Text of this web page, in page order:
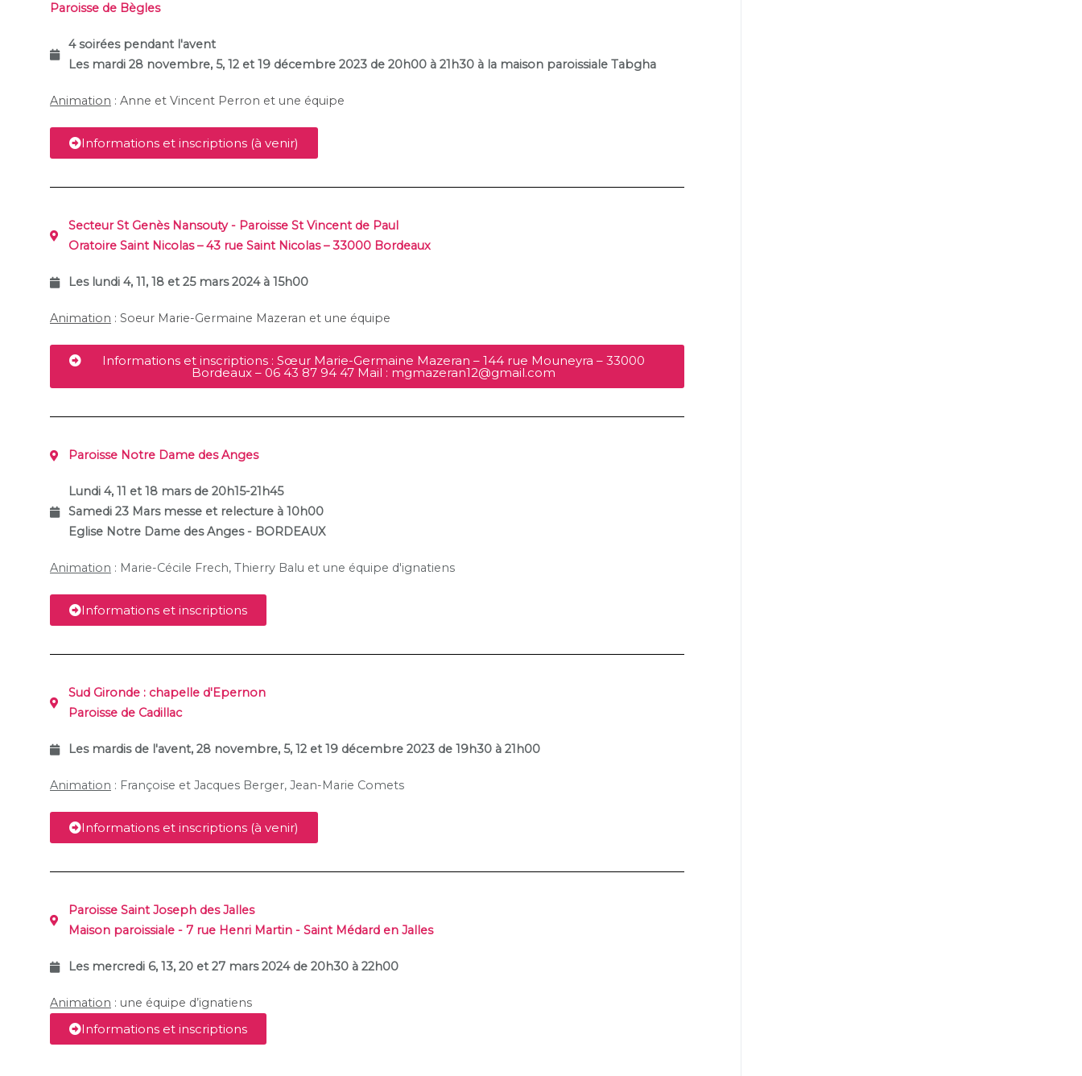
Paroisse de Bègles
4 soirées pendant l'avent
Les mardi 28 novembre, 5, 12 et 19 décembre 2023 de 20h00 à 21h30 à la maison paroissiale Tabgha
Animation : Anne et Vincent Perron et une équipe
Informations et inscriptions (à venir)
Secteur St Genès Nansouty - Paroisse St Vincent de Paul
Oratoire Saint Nicolas – 43 rue Saint Nicolas – 33000 Bordeaux
Les lundi 4, 11, 18 et 25 mars 2024 à 15h00
Animation : Soeur Marie-Germaine Mazeran et une équipe
Informations et inscriptions : Sœur Marie-Germaine Mazeran – 144 rue Mouneyra – 33000
Bordeaux – 06 43 87 94 47 Mail : mgmazeran12@gmail.com
Paroisse Notre Dame des Anges
Lundi 4, 11 et 18 mars de 20h15-21h45
Samedi 23 Mars messe et relecture à 10h00
Eglise Notre Dame des Anges - BORDEAUX
Animation : Marie-Cécile Frech, Thierry Balu et une équipe d'ignatiens
Informations et inscriptions
Sud Gironde : chapelle d'Epernon
Paroisse de Cadillac
Les mardis de l'avent, 28 novembre, 5, 12 et 19 décembre 2023 de 19h30 à 21h00
Animation : Françoise et Jacques Berger, Jean-Marie Comets
Informations et inscriptions (à venir)
Paroisse Saint Joseph des Jalles
Maison paroissiale - 7 rue Henri Martin - Saint Médard en Jalles
Les mercredi 6, 13, 20 et 27 mars 2024 de 20h30 à 22h00
Animation : une équipe d’ignatiens
Informations et inscriptions